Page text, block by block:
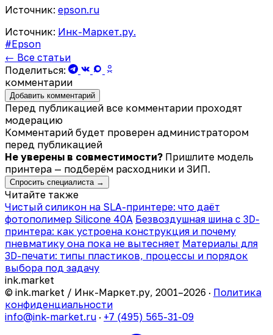
Источник: epson.ru
Источник: Инк-Маркет.ру.
#Epson
← Все статьи
Поделиться:
комментарии
Добавить комментарий
Перед публикацией все комментарии проходят
модерацию
Комментарий будет проверен администратором
перед публикацией
Не уверены в совместимости? Пришлите модель
принтера — подберём расходники и ЗИП.
Спросить специалиста →
Читайте также
Чистый силикон на SLA-принтере: что даёт
фотополимер Silicone 40A Безвоздушная шина с 3D-
принтера: как устроена конструкция и почему
пневматику она пока не вытесняет Материалы для
3D-печати: типы пластиков, процессы и порядок
выбора под задачу
ink.market
© ink.market / Инк-Маркет.ру, 2001–2026 · Политика
конфиденциальности
info@ink-market.ru · +7 (495) 565-31-09